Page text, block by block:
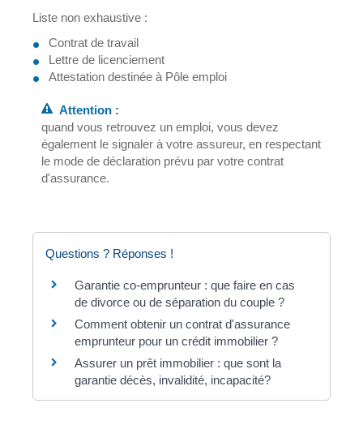
Liste non exhaustive :
Contrat de travail
Lettre de licenciement
Attestation destinée à Pôle emploi
Attention :
quand vous retrouvez un emploi, vous devez
également le signaler à votre assureur, en respectant
le mode de déclaration prévu par votre contrat
d'assurance.
Questions ? Réponses !
Garantie co-emprunteur : que faire en cas
de divorce ou de séparation du couple ?
Comment obtenir un contrat d'assurance
emprunteur pour un crédit immobilier ?
Assurer un prêt immobilier : que sont la
garantie décès, invalidité, incapacité?